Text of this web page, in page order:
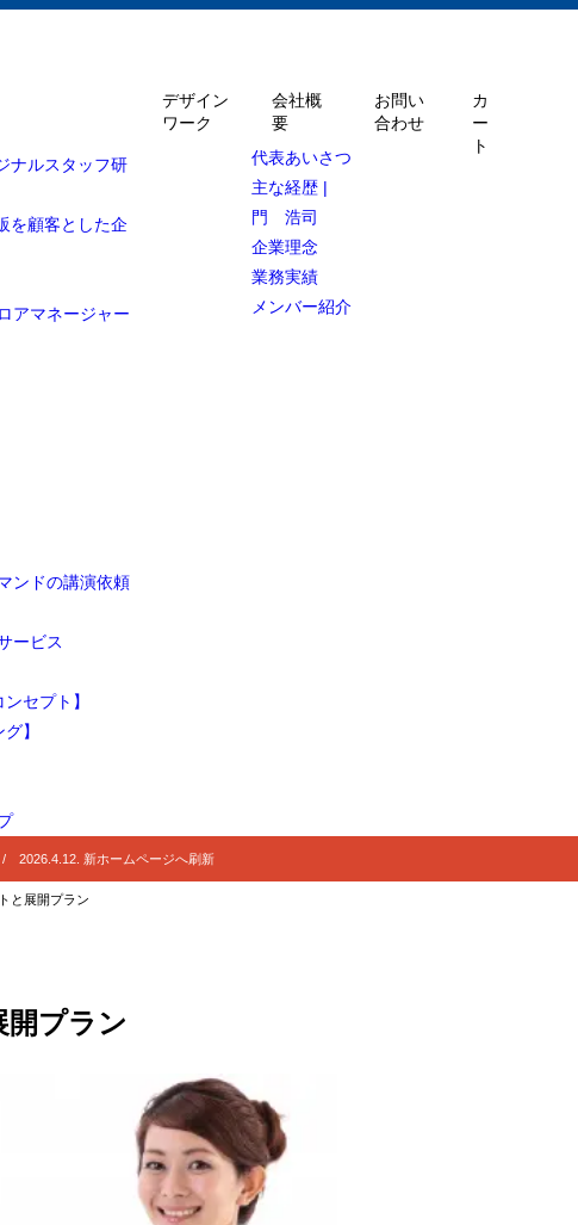
ナルスタッフ研
を顧客とした企
アマネージャー
ンドの講演依頼
ービス
セプト】
】
デザイン
ワーク
会社概
要
代表あいさつ
主な経歴 |
門 浩司
企業理念
業務実績
メンバー紹介
お問い
合わせ
カ
ー
ト
新ホームページへ刷新
と展開プラン
プラン